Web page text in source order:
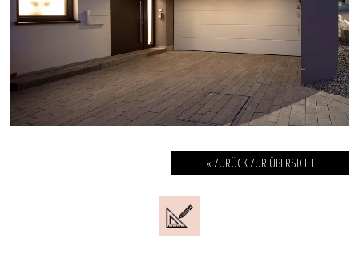
« ZURÜCK ZUR ÜBERSICHT